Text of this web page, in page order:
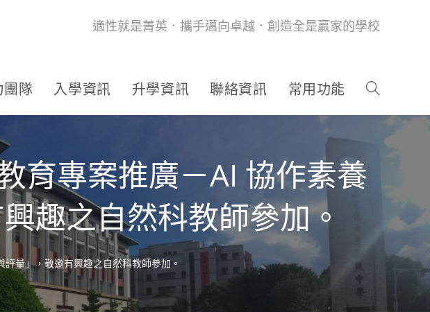
適性就是菁英．攜手邁向卓越．創造全是贏家的學校
團隊 入學資訊 升學資訊 聯絡資訊 常用功能
育專案推廣－AI 協作素養
趣之自然科教師參加。
量」，敬邀有興趣之自然科教師參加。